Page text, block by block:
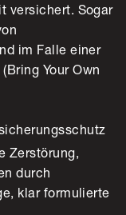
versichert. Sogar
im Falle einer
Your Own
Zerstörung,
durch
klar formulierte